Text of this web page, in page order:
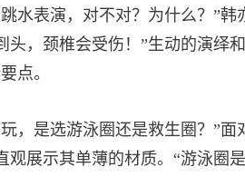
水表演，对不对？为什么？”
头，颈椎会受伤！”生动的演绎
点。
，是选游泳圈还是救生圈？”
观展示其单薄的材质。“游泳圈